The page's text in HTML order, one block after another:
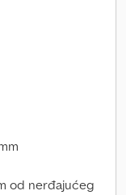
od nerđajućeg